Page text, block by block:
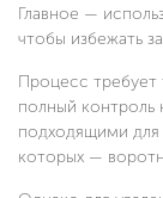
Главное —
чтобы избежать
Процесс
полный контроль
подходящими
которых —